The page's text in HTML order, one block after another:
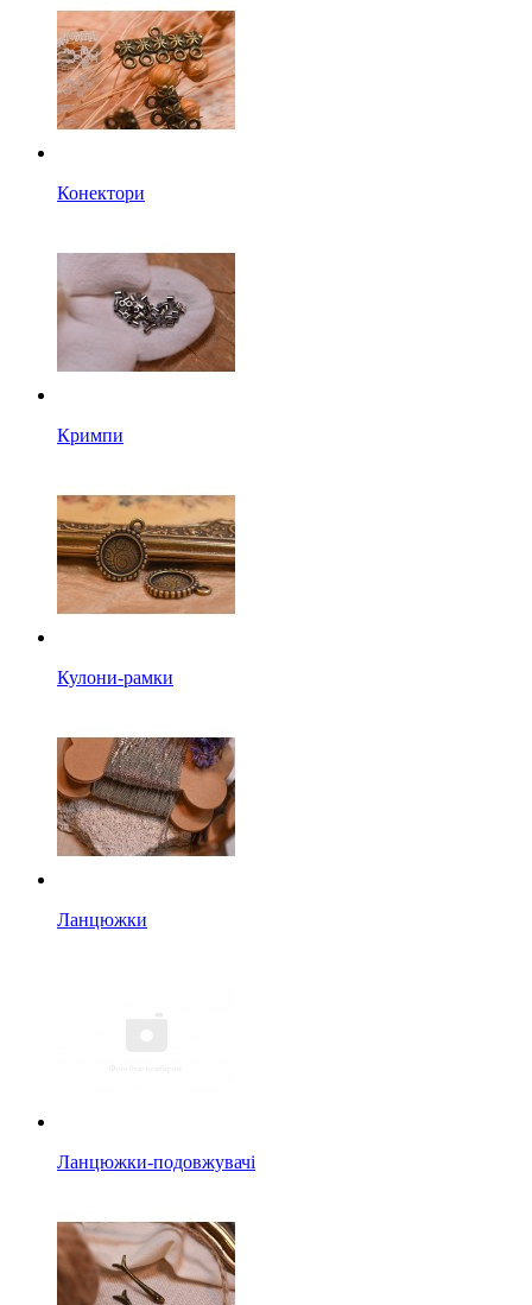
Конектори
Кримпи
Кулони-рамки
Ланцюжки
Ланцюжки-подовжувачі